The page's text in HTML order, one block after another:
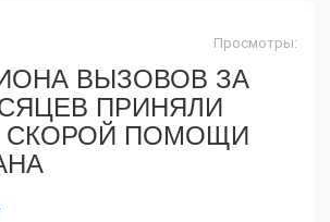
Просмотры:
ВЫЗОВОВ ЗА
ПРИНЯЛИ
СКОРОЙ ПОМОЩИ